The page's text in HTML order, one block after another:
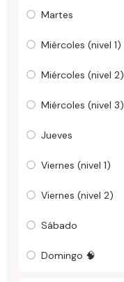
Martes
Miércoles (nivel 1)
Miércoles (nivel 2)
Miércoles (nivel 3)
Jueves
Viernes (nivel 1)
Viernes (nivel 2)
Sábado
Domingo 🧠